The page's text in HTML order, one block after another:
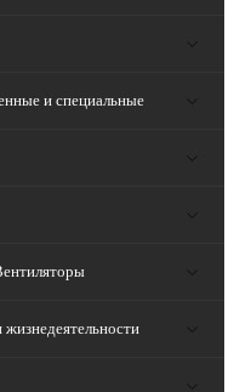
и специальные
жизнедеятельности